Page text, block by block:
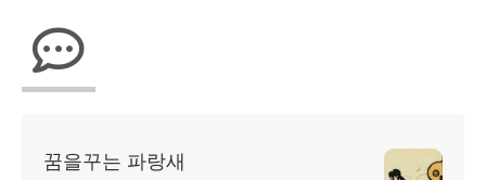
꿈을꾸는 파랑새